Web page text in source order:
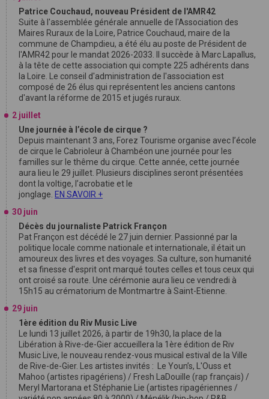
Patrice Couchaud, nouveau Président de l'AMR42
Suite à l'assemblée générale annuelle de l'Association des
Maires Ruraux de la Loire, Patrice Couchaud, maire de la
commune de Champdieu, a été élu au poste de Président de
l'AMR42 pour le mandat 2026-2033. Il succède à Marc Lapallus,
à la tête de cette association qui compte 225 adhérents dans
la Loire. Le conseil d'administration de l'association est
composé de 26 élus qui représentent les anciens cantons
d'avant la réforme de 2015 et jugés ruraux.
2 juillet
Une journée à l’école de cirque ?
Depuis maintenant 3 ans, Forez Tourisme organise avec l’école
de cirque le Cabrioleur à Chambéon une journée pour les
familles sur le thême du cirque. Cette année, cette journée
aura lieu le 29 juillet. Plusieurs disciplines seront présentées
dont la voltige, l’acrobatie et le
jonglage. EN SAVOIR +
30 juin
Décès du journaliste Patrick Françon
Pat Françon est décédé le 27 juin dernier. Passionné par la
politique locale comme nationale et internationale, il était un
amoureux des livres et des voyages. Sa culture, son humanité
et sa finesse d'esprit ont marqué toutes celles et tous ceux qui
ont croisé sa route. Une cérémonie aura lieu ce vendredi à
15h15 au crématorium de Montmartre à Saint-Etienne.
29 juin
1ère édition du Riv Music Live
Le lundi 13 juillet 2026, à partir de 19h30, la place de la
Libération à Rive-de-Gier accueillera la 1ère édition de Riv
Music Live, le nouveau rendez-vous musical estival de la Ville
de Rive-de-Gier. Les artistes invités : Le Youn’s, L'Ouss et
Mahoo (artistes ripagériens) / Fresh LaDouille (rap français) /
Meryl Martorana et Stéphanie Lie (artistes ripagériennes /